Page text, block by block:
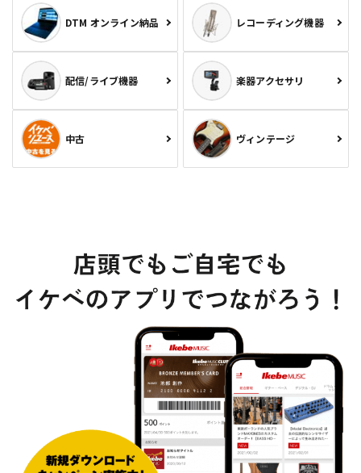
DTM オンライン納品 レコーディング機器
配信/ライブ機器 楽器アクセサリ
中古 ヴィンテージ